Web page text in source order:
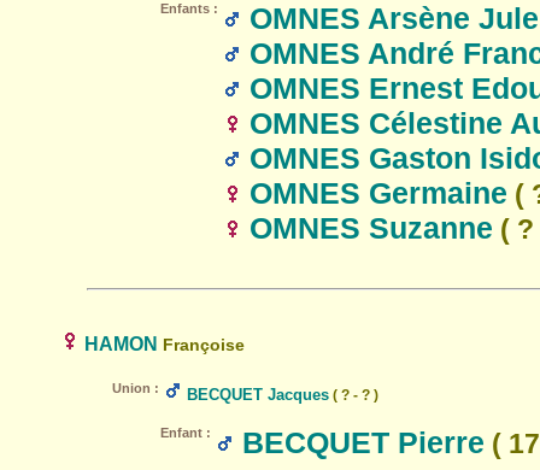
Enfants :
OMNES Arsène
OMNES André
OMNES Ernest
OMNES Célestine
OMNES Gaston
OMNES Germaine (
OMNES Suzanne (
HAMON Françoise
Union : BECQUET Jacques ( ? - ? )
Enfant : BECQUET Pierre (